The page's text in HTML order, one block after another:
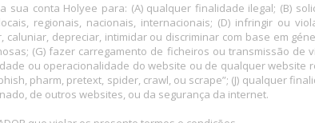
sua conta Holyee para: (A) qualquer finalidade ilegal; (B)
regionais, nacionais, internacionais; (D) infringir ou
depreciar, intimidar ou discriminar com base em
(G) fazer carregamento de ficheiros ou transmissão de
ou operacionalidade do website ou de qualquer website
pharm, pretext, spider, crawl, ou scrape”; (J) qualquer
de outros websites, ou da segurança da internet.